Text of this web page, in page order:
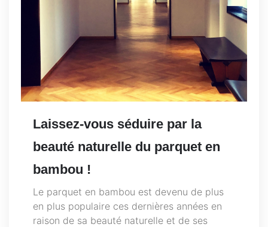
Laissez-vous séduire par la
beauté naturelle du parquet en
bambou !
Le parquet en bambou est devenu de plus
en plus populaire ces dernières années en
raison de sa beauté naturelle et de ses